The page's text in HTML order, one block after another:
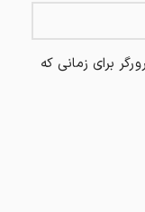
برای زمانی که